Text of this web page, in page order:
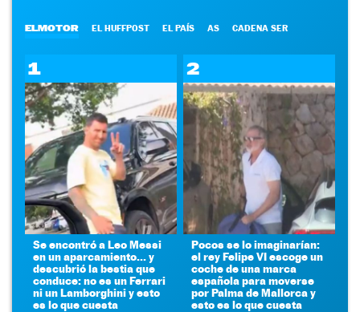
ELMOTOR EL HUFFPOST EL PAÍS AS CADENA SER
1
Se encontró a Leo Messi
en un aparcamiento... y
descubrió la bestia que
conduce: no es un Ferrari
ni un Lamborghini y esto
es lo que cuesta
2
Pocos se lo imaginarían:
el rey Felipe VI escoge un
coche de una marca
española para moverse
por Palma de Mallorca y
esto es lo que cuesta